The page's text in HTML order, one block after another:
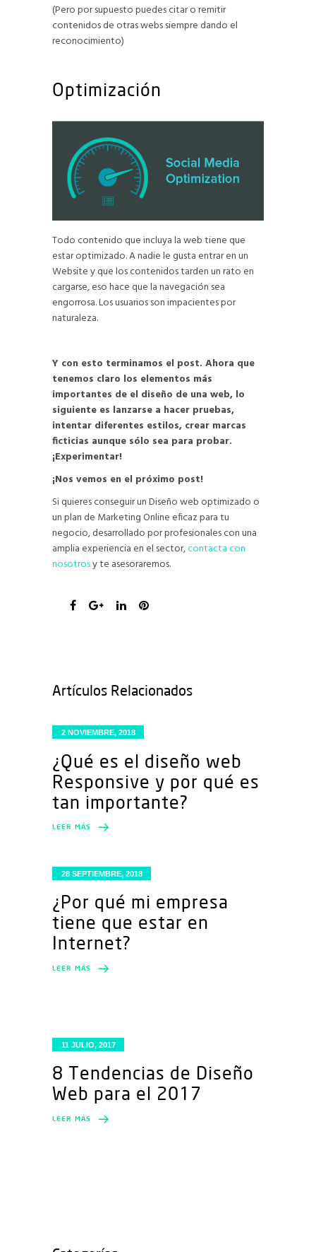
(Pero por supuesto puedes citar o remitir
contenidos de otras webs siempre dando el
reconocimiento)
Optimización
Todo contenido que incluya la web tiene que
estar optimizado. A nadie le gusta entrar en un
Website y que los contenidos tarden un rato en
cargarse, eso hace que la navegación sea
engorrosa. Los usuarios son impacientes por
naturaleza.
Y con esto terminamos el post. Ahora que
tenemos claro los elementos más
importantes de el diseño de una web, lo
siguiente es lanzarse a hacer pruebas,
intentar diferentes estilos, crear marcas
ficticias aunque sólo sea para probar.
¡Experimentar!
¡Nos vemos en el próximo post!
Si quieres conseguir un Diseño web optimizado o
un plan de Marketing Online eficaz para tu
negocio, desarrollado por profesionales con una
amplia experiencia en el sector,contacta con
nosotrosy te asesoraremos.
Artículos Relacionados
2 NOVIEMBRE, 2018
¿Qué es el diseño web
Responsive y por qué es
tan importante?
LEER MÁS
28 SEPTIEMBRE, 2018
¿Por qué mi empresa
tiene que estar en
Internet?
LEER MÁS
11 JULIO, 2017
8 Tendencias de Diseño
Web para el 2017
LEER MÁS